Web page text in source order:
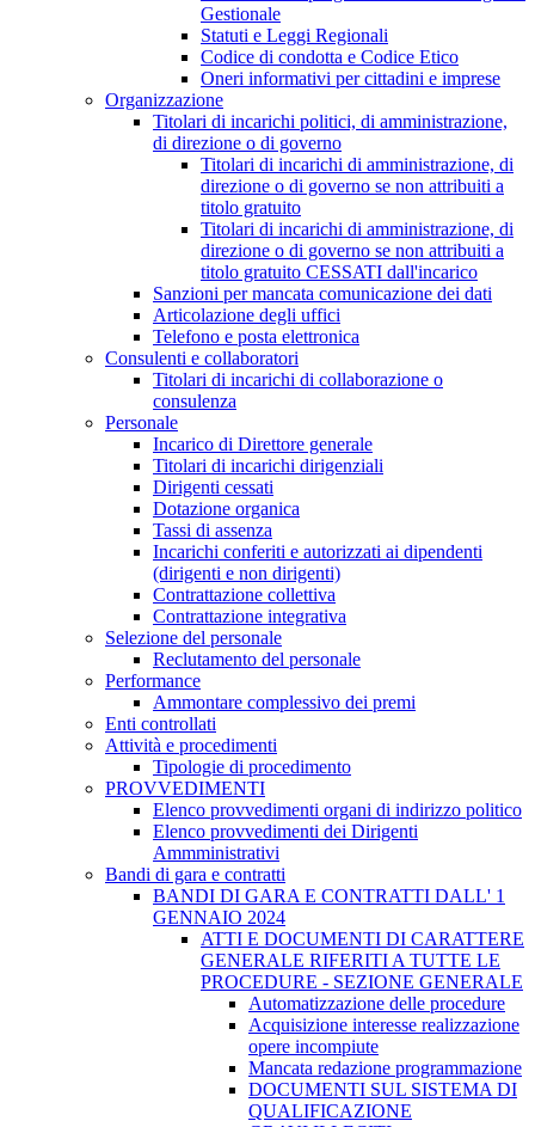
Gestionale
Statuti e Leggi Regionali
Codice di condotta e Codice Etico
Oneri informativi per cittadini e imprese
Organizzazione
Titolari di incarichi politici, di amministrazione,
di direzione o di governo
Titolari di incarichi di amministrazione, di
direzione o di governo se non attribuiti a
titolo gratuito
Titolari di incarichi di amministrazione, di
direzione o di governo se non attribuiti a
titolo gratuito CESSATI dall'incarico
Sanzioni per mancata comunicazione dei dati
Articolazione degli uffici
Telefono e posta elettronica
Consulenti e collaboratori
Titolari di incarichi di collaborazione o
consulenza
Personale
Incarico di Direttore generale
Titolari di incarichi dirigenziali
Dirigenti cessati
Dotazione organica
Tassi di assenza
Incarichi conferiti e autorizzati ai dipendenti
(dirigenti e non dirigenti)
Contrattazione collettiva
Contrattazione integrativa
Selezione del personale
Reclutamento del personale
Performance
Ammontare complessivo dei premi
Enti controllati
Attività e procedimenti
Tipologie di procedimento
PROVVEDIMENTI
Elenco provvedimenti organi di indirizzo politico
Elenco provvedimenti dei Dirigenti
Ammministrativi
Bandi di gara e contratti
BANDI DI GARA E CONTRATTI DALL' 1
GENNAIO 2024
ATTI E DOCUMENTI DI CARATTERE
GENERALE RIFERITI A TUTTE LE
PROCEDURE - SEZIONE GENERALE
Automatizzazione delle procedure
Acquisizione interesse realizzazione
opere incompiute
Mancata redazione programmazione
DOCUMENTI SUL SISTEMA DI
QUALIFICAZIONE